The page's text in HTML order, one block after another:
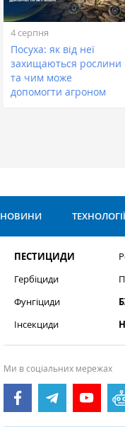
4 серпня
Посуха: як від неї
захищаються рослини
та чим може
допомогти агроном
НОВИНИ ТЕХНОЛОГІЇ
ПЕСТИЦИДИ
Гербіциди
Фунгіциди
Інсекциди
Ми в соціальних мережах